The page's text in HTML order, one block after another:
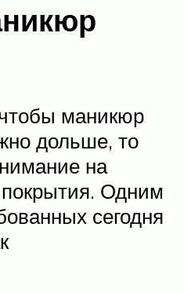
маникюр
дольше, то
на
Одним
сегодня